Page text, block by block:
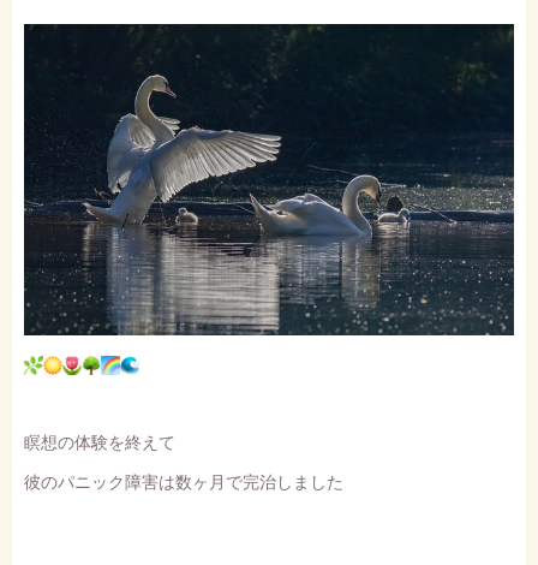
瞑想の体験を終えて
彼のパニック障害は数ヶ月で完治しました